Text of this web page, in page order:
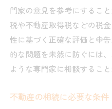
門家の意見を参考にするこ
税や不動産取得税などの税
性に基づく正確な評価と申
的な問題を未然に防ぐには
ような専門家に相談すること
不動産の相続に必要な条件